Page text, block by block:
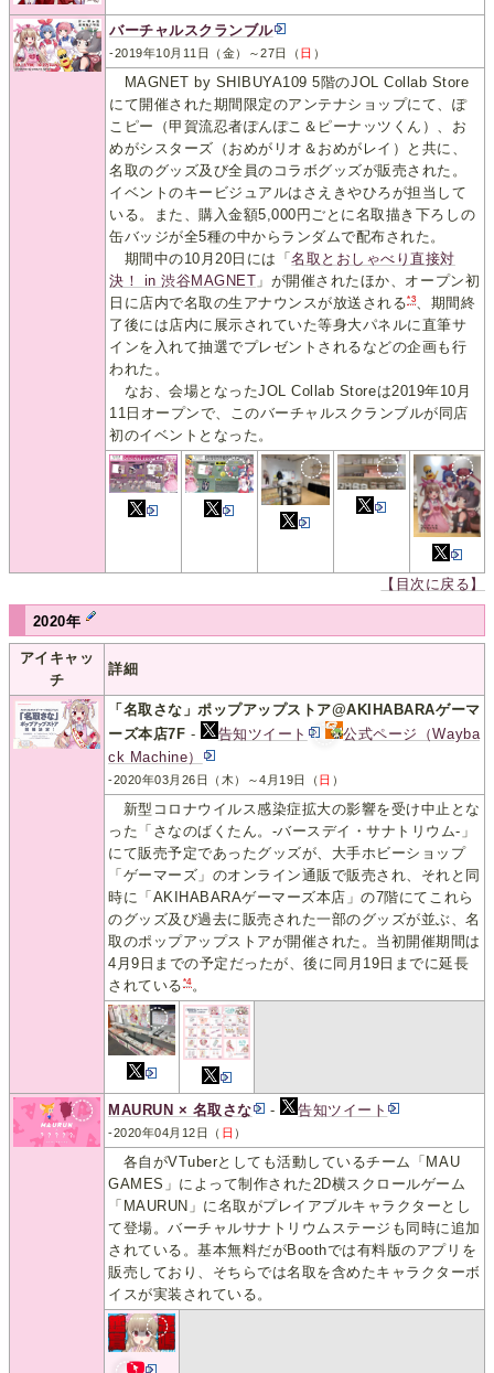
バーチャルスクランブル
-2019年10月11日（金）～27日（ 日 ）
MAGNET by SHIBUYA109 5階のJOL Collab Store
にて開催された期間限定のアンテナショップにて、ぽ
こピー（甲賀流忍者ぽんぽこ＆ピーナッツくん）、お
めがシスターズ（おめがリオ＆おめがレイ）と共に、
名取のグッズ及び全員のコラボグッズが販売された。
イベントのキービジュアルはさえきやひろが担当して
いる。また、購入金額5,000円ごとに名取描き下ろしの
缶バッジが全5種の中からランダムで配布された。
期間中の10月20日には「名取とおしゃべり直接対
決！ in 渋谷MAGNET 」が開催されたほか、オープン初
日に店内で名取の生アナウンスが放送される*3、期間終
了後には店内に展示されていた等身大パネルに直筆サ
インを入れて抽選でプレゼントされるなどの企画も行
われた。
なお、会場となったJOL Collab Storeは2019年10月
11日オープンで、このバーチャルスクランブルが同店
初のイベントとなった。
【目次に戻る】
2020年
アイキャッ
チ
詳細
「名取さな」ポップアップストア@AKIHABARAゲーマ
ーズ本店7F - 告知ツイート
公式ページ（Wayba
ck Machine）
-2020年03月26日（木）～4月19日（ 日 ）
新型コロナウイルス感染症拡大の影響を受け中止とな
った「さなのばくたん。-バースデイ・サナトリウム-」
にて販売予定であったグッズが、大手ホビーショップ
「ゲーマーズ」のオンライン通販で販売され、それと同
時に「AKIHABARAゲーマーズ本店」の7階にてこれら
のグッズ及び過去に販売された一部のグッズが並ぶ、名
取のポップアップストアが開催された。当初開催期間は
4月9日までの予定だったが、後に同月19日までに延長
されている *4。
MAURUN × 名取さな - 告知ツイート
-2020年04月12日（ 日 ）
各自がVTuberとしても活動しているチーム「MAU
GAMES」によって制作された2D横スクロールゲーム
「MAURUN」に名取がプレイアブルキャラクターとし
て登場。バーチャルサナトリウムステージも同時に追加
されている。基本無料だがBoothでは有料版のアプリを
販売しており、そちらでは名取を含めたキャラクターボ
イスが実装されている。